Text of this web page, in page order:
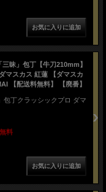
昧」包丁【牛刀210mm】
マスカス 紅蓮 【ダマスカ
【配送料無料】 【廃番】
包丁クラッシックプロ ダマ
料